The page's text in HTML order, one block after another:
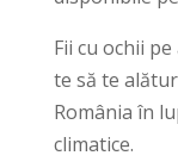
Fii cu ochii
te să te
România în
climatice.